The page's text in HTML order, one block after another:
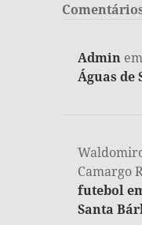
Admin em
Águas de
Camargo
futebol
Santa